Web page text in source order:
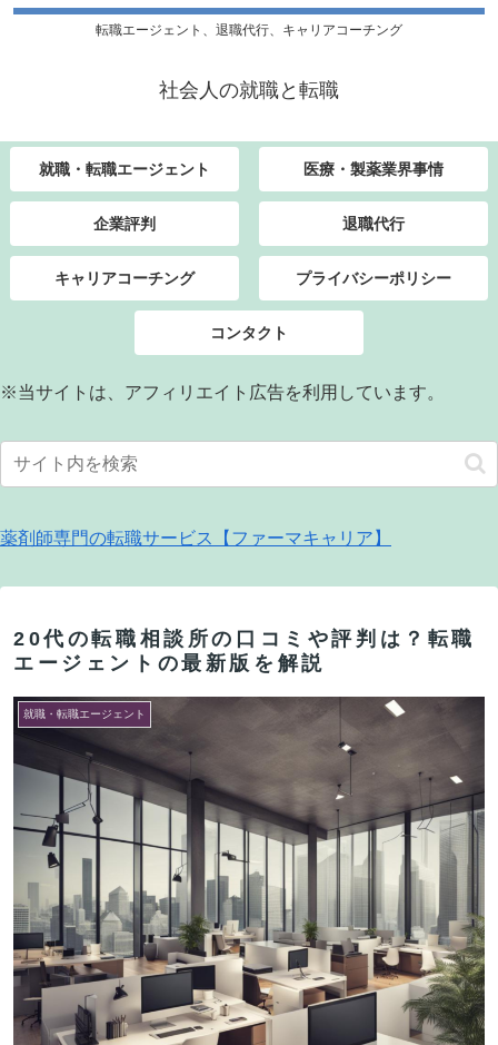
転職エージェント、退職代行、キャリアコーチング
社会人の就職と転職
就職・転職エージェント 医療・製薬業界事情
企業評判 退職代行
キャリアコーチング プライバシーポリシー
コンタクト
※当サイトは、アフィリエイト広告を利用しています。
薬剤師専門の転職サービス【ファーマキャリア】
20代の転職相談所の口コミや評判は？転職
エージェントの最新版を解説
就職・転職エージェント